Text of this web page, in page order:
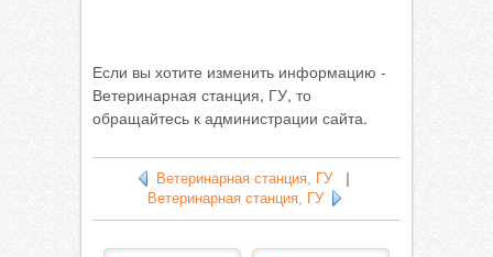
Если вы хотите изменить информацию -
Ветеринарная станция, ГУ, то
обращайтесь к администрации сайта.
Ветеринарная станция, ГУ
Ветеринарная станция, ГУ